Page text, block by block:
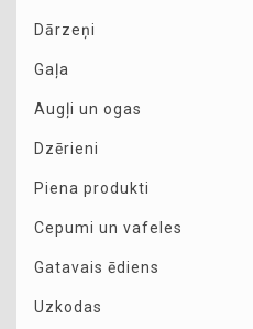
Dārzeņi
Gaļa
Augļi un ogas
Dzērieni
Piena produkti
Cepumi un vafeles
Gatavais ēdiens
Uzkodas